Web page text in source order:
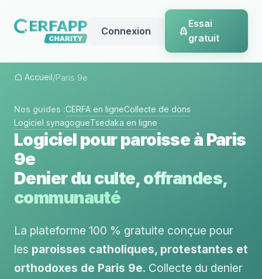
Connexion
Essai
gratuit
Accueil/Paris 9e
Nos guides :CERFA en ligneCollecte de dons
Logiciel synagogueTsedaka en ligne
Logiciel pour paroisse à Paris
9e
Denier du culte, offrandes,
communauté
La plateforme 100 % gratuite conçue pour
les paroisses catholiques, protestantes et
orthodoxes de Paris 9e. Collecte du denier